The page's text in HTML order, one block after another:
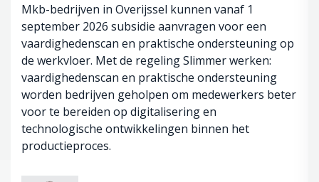
Mkb-bedrijven in Overijssel kunnen vanaf 1
september 2026 subsidie aanvragen voor een
vaardighedenscan en praktische ondersteuning op
de werkvloer. Met de regeling Slimmer werken:
vaardighedenscan en praktische ondersteuning
worden bedrijven geholpen om medewerkers beter
voor te bereiden op digitalisering en
technologische ontwikkelingen binnen het
productieproces.